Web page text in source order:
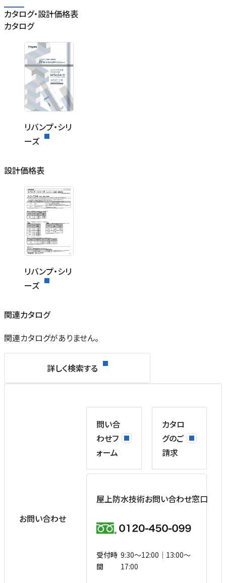
カタログ・設計価格表
カタログ
リバンプ・シリ
ーズ
設計価格表
リバンプ・シリ
ーズ
関連カタログ
関連カタログがありません。
詳しく検索する
お問い合わせ
問い合
わせフ
ォーム
カタロ
グのご
請求
屋上防水技術お問い合わせ窓口
受付時
間
9:30〜12:00｜13:00〜
17:00